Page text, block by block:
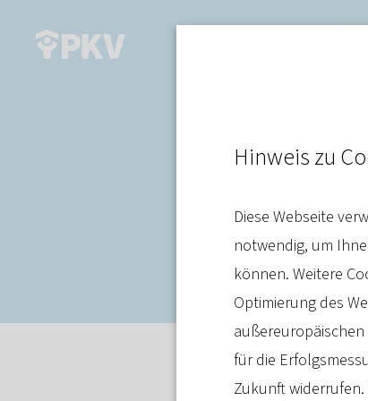
uns 1,6
Interview 06. Juli 2026
Hinweis zu
Diese Webseite
notwendig, um
können. Weitere
Optimierung des
für die
Zukunft